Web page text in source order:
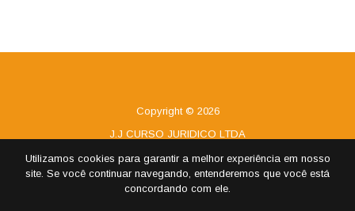
Copyright © 2026
J.J CURSO JURIDICO LTDA
CNPJ 08.966.203/0001-49
Todos os direitos reservados
Utilizamos cookies para garantir a melhor experiência em nosso
site. Se você continuar navegando, entenderemos que você está
concordando com ele.